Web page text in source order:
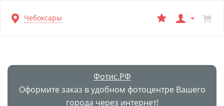
Перейти
к
Чебоксары
Фотис.РФ
Оформите заказ в удобном фотоцентре Вашего
города через интернет!